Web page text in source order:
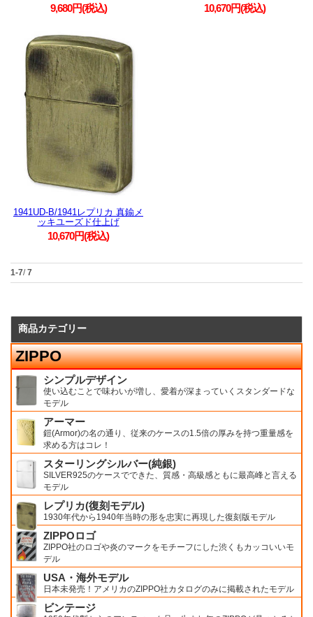
9,680円(税込) 10,670円(税込)
1941UD-B/1941レプリカ 真鍮メ
ッキユーズド仕上げ
10,670円(税込)
1-7/7
商品カテゴリー
ZIPPO
シンプルデザイン
使い込むことで味わいが増し、愛着が深まっていくスタンダードな
モデル
アーマー
鎧(Armor)の名の通り、従来のケースの1.5倍の厚みを持つ重量感を
求める方はコレ！
スターリングシルバー(純銀)
SILVER925のケースでできた、質感・高級感ともに最高峰と言える
モデル
レプリカ(復刻モデル)
1930年代から1940年当時の形を忠実に再現した復刻版モデル
ZIPPOロゴ
ZIPPO社のロゴや炎のマークをモチーフにした渋くもカッコいいモ
デル
USA・海外モデル
日本未発売！アメリカのZIPPO社カタログのみに掲載されたモデル
ビンテージ